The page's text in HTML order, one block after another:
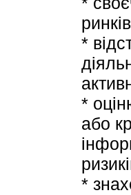
*
*
або
*